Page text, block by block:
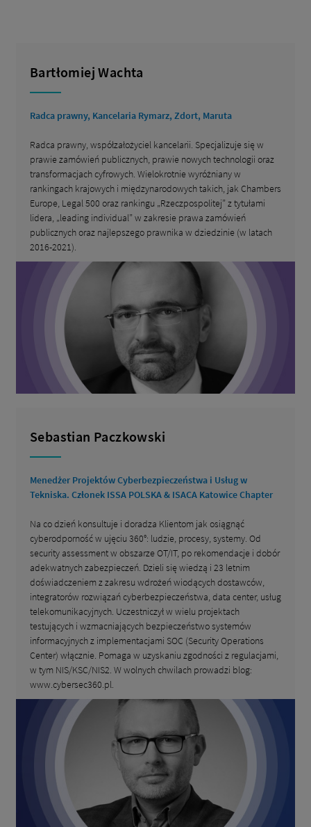
Bartłomiej Wachta
Radca prawny, Kancelaria Rymarz, Zdort, Maruta
Radca prawny, współzałożyciel kancelarii. Specjalizuje się w
prawie zamówień publicznych, prawie nowych technologii oraz
transformacjach cyfrowych. Wielokrotnie wyróżniany w
rankingach krajowych i międzynarodowych takich, jak Chambers
Europe, Legal 500 oraz rankingu „Rzeczpospolitej” z tytułami
lidera, „leading individual” w zakresie prawa zamówień
publicznych oraz najlepszego prawnika w dziedzinie (w latach
2016-2021).
Sebastian Paczkowski
Menedżer Projektów Cyberbezpieczeństwa i Usług w
Tekniska. Członek ISSA POLSKA & ISACA Katowice Chapter
Na co dzień konsultuje i doradza Klientom jak osiągnąć
cyberodporność w ujęciu 360°: ludzie, procesy, systemy. Od
security assessment w obszarze OT/IT, po rekomendacje i dobór
adekwatnych zabezpieczeń. Dzieli się wiedzą i 23 letnim
doświadczeniem z zakresu wdrożeń wiodących dostawców,
integratorów rozwiązań cyberbezpieczeństwa, data center, usług
telekomunikacyjnych. Uczestniczył w wielu projektach
testujących i wzmacniających bezpieczeństwo systemów
informacyjnych z implementacjami SOC (Security Operations
Center) włącznie. Pomaga w uzyskaniu zgodności z regulacjami,
w tym NIS/KSC/NIS2. W wolnych chwilach prowadzi blog:
www.cybersec360.pl.